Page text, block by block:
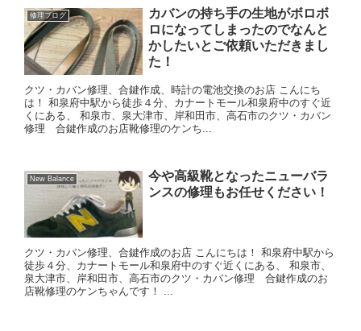
修理ブログ
カバンの持ち手の生地がボロボ
ロになってしまったのでなんと
かしたいとご依頼いただきまし
た！
クツ・カバン修理、合鍵作成、時計の電池交換のお店 こんにち
は！ 和泉府中駅から徒歩４分、カナートモール和泉府中のすぐ近
くにある、 和泉市、泉大津市、岸和田市、高石市のクツ・カバン
修理 合鍵作成のお店靴修理のケンち...
New Balance
今や高級靴となったニューバラ
ンスの修理もお任せください！
クツ・カバン修理、合鍵作成のお店 こんにちは！ 和泉府中駅から
徒歩４分、カナートモール和泉府中のすぐ近くにある、 和泉市、
泉大津市、岸和田市、高石市のクツ・カバン修理 合鍵作成のお
店靴修理のケンちゃんです！ ...